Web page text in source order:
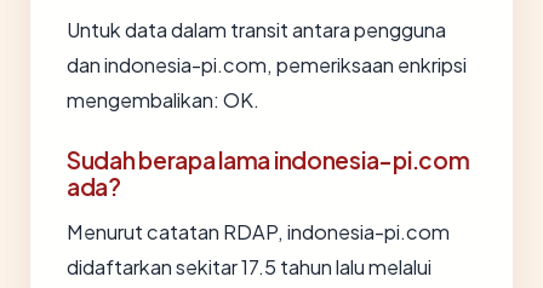
Untuk data dalam transit antara pengguna
dan indonesia-pi.com, pemeriksaan enkripsi
mengembalikan: OK.
Sudah berapa lama indonesia-pi.com
ada?
Menurut catatan RDAP, indonesia-pi.com
didaftarkan sekitar 17.5 tahun lalu melalui